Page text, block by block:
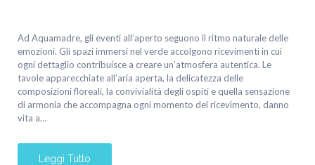
Ad Aquamadre, gli eventi all’aperto seguono il ritmo naturale delle
emozioni. Gli spazi immersi nel verde accolgono ricevimenti in cui
ogni dettaglio contribuisce a creare un’atmosfera autentica. Le
tavole apparecchiate all’aria aperta, la delicatezza delle
composizioni floreali, la convivialità degli ospiti e quella sensazione
di armonia che accompagna ogni momento del ricevimento, danno
vita a…
Leggi Tutto